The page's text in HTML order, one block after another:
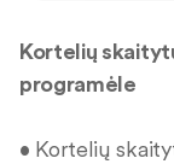
Kortelių
programėle
• Kortelių